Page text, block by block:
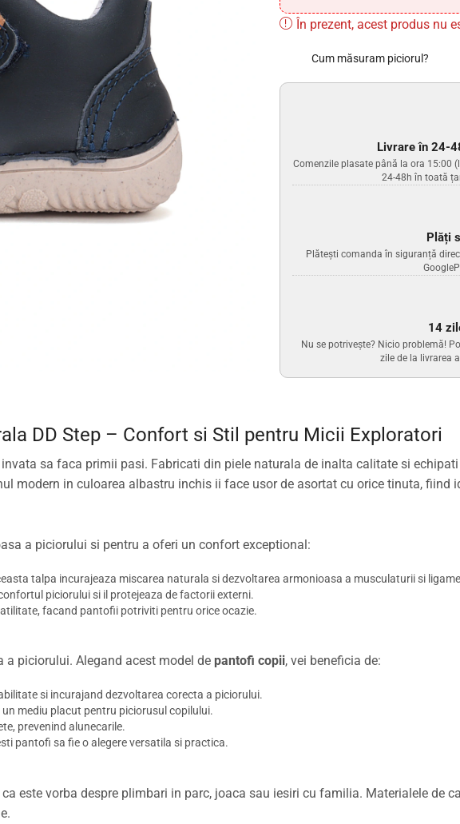
În prezent, acest produs nu
Cum măsuram piciorul?
Livrare în 24-
Comenzile plasate până la ora 15:00
24-48h în toată
Plăți
Plătești comanda în siguranță
14
Nu se potrivește? Nicio problemă!
zile de la livrarea
DD Step – Confort si Stil pentru Micii Exploratori
sa faca primii pasi. Fabricati din piele naturala de inalta calitate si
modern in culoarea albastru inchis ii face usor de asortat cu orice tinuta, fiind
a piciorului si pentru a oferi un confort exceptional:
talpa incurajeaza miscarea naturala si dezvoltarea armonioasa a musculaturii si
piciorului si il protejeaza de factorii externi.
facand pantofii potriviti pentru orice ocazie.
piciorului. Alegand acest model de pantofi copii, vei beneficia de:
si incurajand dezvoltarea corecta a piciorului.
mediu placut pentru piciorusul copilului.
prevenind alunecarile.
pantofi sa fie o alegere versatila si practica.
este vorba despre plimbari in parc, joaca sau iesiri cu familia. Materialele de